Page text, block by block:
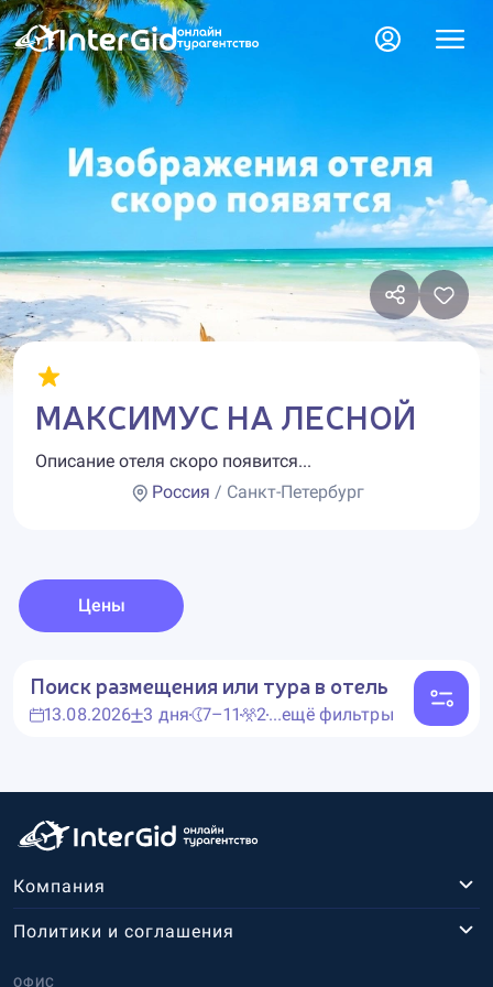
МАКСИМУС НА ЛЕСНОЙ
Описание отеля скоро появится...
Россия / Санкт-Петербург
Цены
Поиск размещения или тура в отель
13.08.2026 3 дня 7–11 2...ещё фильтры
Компания
ОФИС
Политики и соглашения